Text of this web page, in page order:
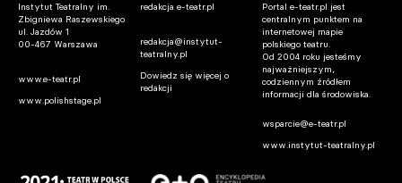
Instytut Teatralny im.
Zbigniewa Raszewskiego
ul. Jazdów 1
00-467 Warszawa
www.e-teatr.pl
www.polishstage.pl
redakcja e-teatr.pl
redakcja@instytut-
teatralny.pl
Dowiedz się więcej o
redakcji
Portal e-teatr.pl jest
centralnym punktem na
internetowej mapie
polskiego teatru.
Od 2004 roku jesteśmy
najważniejszym,
codziennym źródłem
informacji dla środowiska.
wsparcie@e-teatr.pl
www.instytut-teatralny.pl